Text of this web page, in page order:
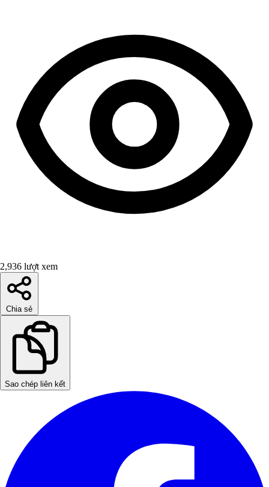
2,936 lượt xem
Chia sẻ
Sao chép liên kết